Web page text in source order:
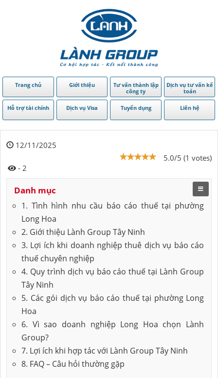
Trang chủ Giới thiệu
Tư vấn thành lập
công ty
Dịch vụ tư vấn kế
toán
Hỗ trợ tài chính Dịch vụ Visa Tuyển dụng Liên hệ
12/11/2025
5.0/5 (1 votes)
- 2
Danh mục
1. Tình hình nhu cầu báo cáo thuế tại phường
Long Hoa
2. Giới thiệu Lành Group Tây Ninh
3. Lợi ích khi doanh nghiệp thuê dịch vụ báo cáo
thuế chuyên nghiệp
4. Quy trình dịch vụ báo cáo thuế tại Lành Group
Tây Ninh
5. Các gói dịch vụ báo cáo thuế tại phường Long
Hoa
6. Vì sao doanh nghiệp Long Hoa chọn Lành
Group?
7. Lợi ích khi hợp tác với Lành Group Tây Ninh
8. FAQ – Câu hỏi thường gặp